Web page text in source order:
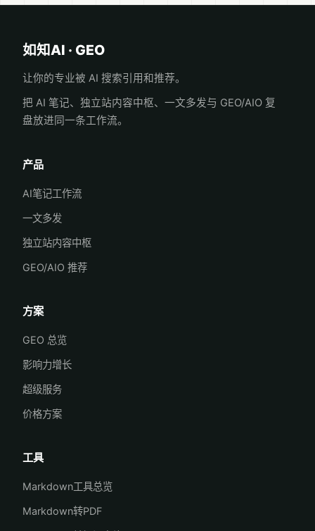
如知AI · GEO
让你的专业被 AI 搜索引用和推荐。
把 AI 笔记、独立站内容中枢、一文多发与 GEO/AIO 复
盘放进同一条工作流。
产品
AI笔记工作流
一文多发
独立站内容中枢
GEO/AIO 推荐
方案
GEO 总览
影响力增长
超级服务
价格方案
工具
Markdown工具总览
Markdown转PDF